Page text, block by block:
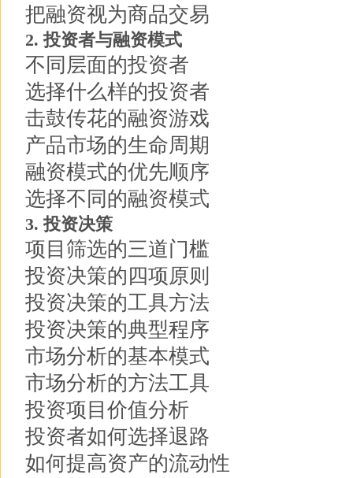
把融资视为商品交易
2. 投资者与融资模式
不同层面的投资者
选择什么样的投资者
击鼓传花的融资游戏
产品市场的生命周期
融资模式的优先顺序
选择不同的融资模式
3. 投资决策
项目筛选的三道门槛
投资决策的四项原则
投资决策的工具方法
投资决策的典型程序
市场分析的基本模式
市场分析的方法工具
投资项目价值分析
投资者如何选择退路
如何提高资产的流动性